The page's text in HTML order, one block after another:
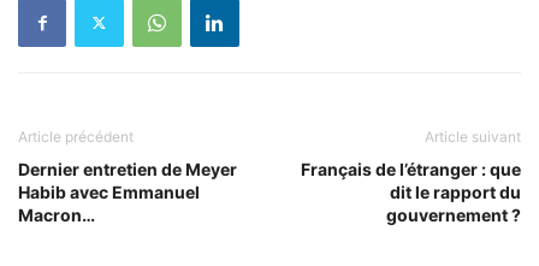
Article précédent
Dernier entretien de Meyer
Habib avec Emmanuel
Macron…
Article suivant
Français de l’étranger : que
dit le rapport du
gouvernement ?